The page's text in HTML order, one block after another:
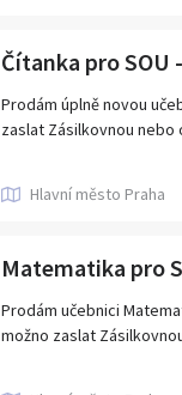
Čítanka pro SOU
Prodám úplně novou
zaslat Zásilkovnou nebo
Hlavní město Praha
Matematika pro
Prodám učebnici
možno zaslat